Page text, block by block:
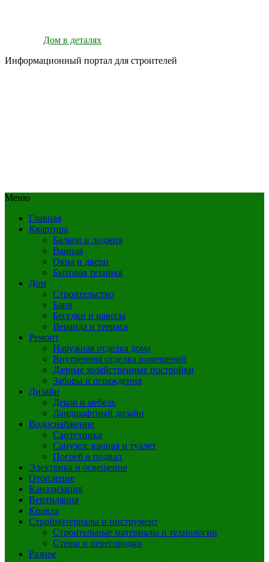
Дом в деталях
Информационный портал для строителей
Меню
Главная
Квартира
Балкон и лоджия
Ванная
Окна и двери
Бытовая техника
Дом
Строительство
Баня
Беседки и навесы
Веранда и терраса
Ремонт
Наружная отделка дома
Внутренняя отделка помещений
Дачные хозяйственные постройки
Заборы и ограждения
Дизайн
Декор и мебель
Ландшафтный дизайн
Водоснабжение
Сантехника
Санузел: ванная и туалет
Погреб и подвал
Электрика и освещение
Отопление
Канализация
Вентиляция
Кровля
Стройматериалы и инструмент
Строительные материалы и технологии
Стены и перегородки
Разное